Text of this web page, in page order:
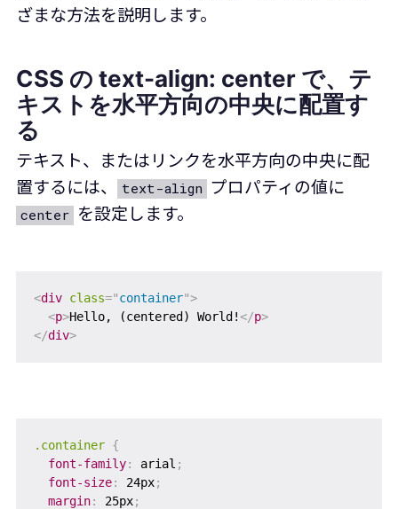
ざまな方法を説明します。
CSS の text-align: center で、テ
キストを水平方向の中央に配置す
る
テキスト、またはリンクを水平方向の中央に配
置するには、
text-align プロパティの値に
center を設定します。
<div class="container">
<p>Hello, (centered) World!</p>
</div>
.container {
font-family: arial ;
font-size: 24px;
margin: 25px;